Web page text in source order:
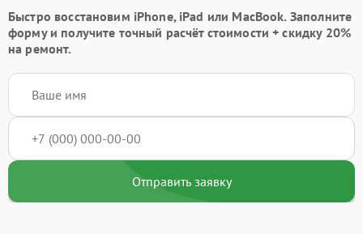
Быстро восстановим iPhone, iPad или MacBook. Заполните
формуи получите точный расчёт стоимости +скидку 20%
на ремонт.
Отправить заявку